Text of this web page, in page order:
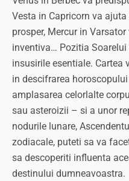
Vesta in Capricorn va
prosper, Mercur in
inventiva… Pozitia
insusirile esentiale.
in descifrarea
amplasarea celorlalte
sau asteroizii – si a unor
nodurile lunare,
zodiacale, puteti sa va
sa descoperiti influenta
destinului dumneavoastra.